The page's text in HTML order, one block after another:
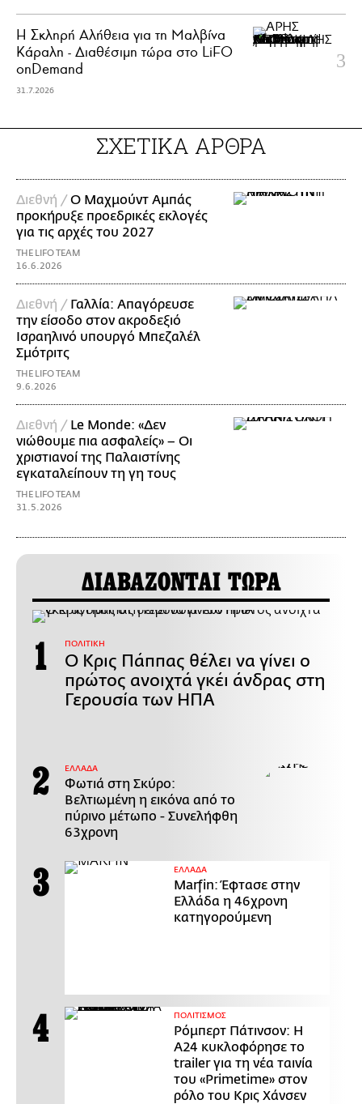
Η Σκληρή Αλήθεια για τη Μαλβίνα
Κάραλη - Διαθέσιμη τώρα στo LiFO
onDemand
31.7.2026
ΣΧΕΤΙΚΑ ΑΡΘΡΑ
Διεθνή /Ο Μαχμούντ Αμπάς
προκήρυξε προεδρικές εκλογές
για τις αρχές του 2027
THE LIFO TEAM
16.6.2026
Διεθνή / Γαλλία: Απαγόρευσε
την είσοδο στον ακροδεξιό
Ισραηλινό υπουργό Μπεζαλέλ
Σμότριτς
THE LIFO TEAM
9.6.2026
Διεθνή / Le Monde: «Δεν
νιώθουμε πια ασφαλείς» – Οι
χριστιανοί της Παλαιστίνης
εγκαταλείπουν τη γη τους
THE LIFO TEAM
31.5.2026
ΔΙΑΒΑΖΟΝΤΑΙ ΤΩΡΑ
ΠΟΛΙΤΙΚΗ
Ο Κρις Πάππας θέλει να γίνει ο
πρώτος ανοιχτά γκέι άνδρας στη
Γερουσία των ΗΠΑ
ΕΛΛΑΔΑ
Φωτιά στη Σκύρο:
Βελτιωμένη η εικόνα από το
πύρινο μέτωπο - Συνελήφθη
63χρονη
ΕΛΛΑΔΑ
Marfin: Έφτασε στην
Ελλάδα η 46χρονη
κατηγορούμενη
ΠΟΛΙΤΙΣΜΟΣ
Ρόμπερτ Πάτινσον: Η
Α24 κυκλοφόρησε το
trailer για τη νέα ταινία
του «Primetime» στον
ρόλο του Κρις Χάνσεν